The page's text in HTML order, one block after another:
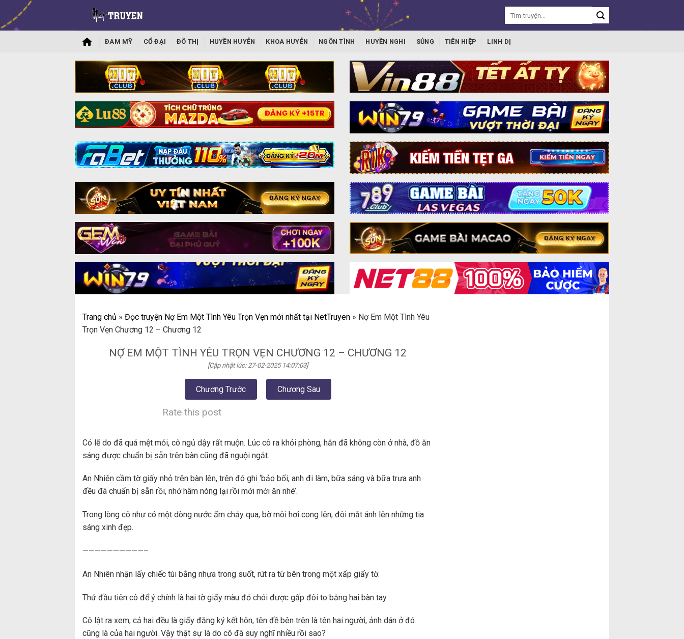
ĐAM MỸ CỔ ĐẠI ĐÔ THỊ HUYỀN HUYỄN KHOA HUYỄN NGÔN TÌNH HUYỀN NGHI SỦNG TIÊN HIỆP LINH DỊ
Trang chủ » Đọc truyện Nợ Em Một Tình Yêu Trọn Vẹn mới nhất tại NetTruyen » Nợ Em Một Tình Yêu
Trọn Vẹn Chương 12 – Chương 12
NỢ EM MỘT TÌNH YÊU TRỌN VẸN CHƯƠNG 12 – CHƯƠNG 12
[Cập nhật lúc: 27-02-2025 14:07:03]
Chương Trước Chương Sau
Rate this post
Có lẽ do đã quá mệt mỏi, cô ngủ dậy rất muộn. Lúc cô ra khỏi phòng, hắn đã không còn ở nhà, đồ ăn
sáng được chuẩn bị sẵn trên bàn cũng đã nguội ngắt.
An Nhiên cầm tờ giấy nhỏ trên bàn lên, trên đó ghi ‘bảo bối, anh đi làm, bữa sáng và bữa trưa anh
đều đã chuẩn bị sẵn rồi, nhớ hâm nóng lại rồi mới mới ăn nhé’.
Trong lòng cô như có một dòng nước ấm chảy qua, bờ môi hơi cong lên, đôi mắt ánh lên những tia
sáng xinh đẹp.
——————————–
An Nhiên nhận lấy chiếc túi bằng nhựa trong suốt, rút ra từ bên trong một xấp giấy tờ.
Thứ đầu tiên cô để ý chính là hai tờ giấy màu đỏ chói được gấp đôi to bằng hai bàn tay.
Cô lật ra xem, cả hai đều là giấy đăng ký kết hôn, tên đề bên trên là tên hai người, ảnh dán ở đó
cũng là của hai người. Vậy thật sự là do cô đã suy nghĩ nhiều rồi sao?